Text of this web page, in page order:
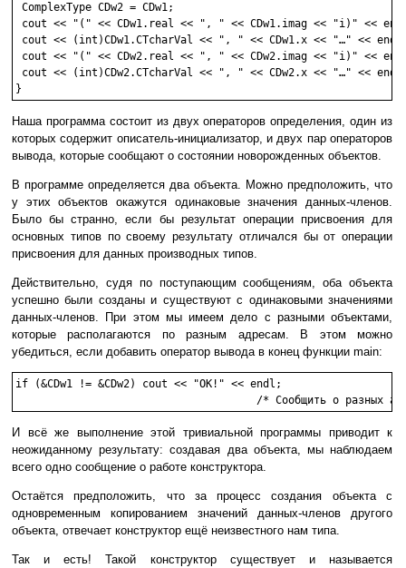
ComplexType CDw2 = CDw1;
cout << "(" << CDw1.real << ", " << CDw1.imag << "i)" <<
cout << (int)CDw1.CTcharVal << ", " << CDw1.x << "…" <<
cout << "(" << CDw2.real << ", " << CDw2.imag << "i)" <<
cout << (int)CDw2.CTcharVal << ", " << CDw2.x << "…" <<
Наша программа состоит из двух операторов определения, один из
которых содержит описатель-инициализатор, и двух пар операторов
вывода, которые сообщают о состоянии новорожденных объектов.
В программе определяется два объекта. Можно предположить, что
у этих объектов окажутся одинаковые значения данных-членов.
Было бы странно, если бы результат операции присвоения для
основных типов по своему результату отличался бы от операции
присвоения для данных производных типов.
Действительно, судя по поступающим сообщениям, оба объекта
успешно были созданы и существуют с одинаковыми значениями
данных-членов. При этом мы имеем дело с разными объектами,
которые располагаются по разным адресам. В этом можно
убедиться, если добавить оператор вывода в конец функции main:
if (&CDw1 != &CDw2) cout << "OK!" << endl;
И всё же выполнение этой тривиальной программы приводит к
неожиданному результату: создавая два объекта, мы наблюдаем
всего одно сообщение о работе конструктора.
Остаётся предположить, что за процесс создания объекта с
одновременным копированием значений данных-членов другого
объекта, отвечает конструктор ещё неизвестного нам типа.
Так и есть! Такой конструктор существует и называется